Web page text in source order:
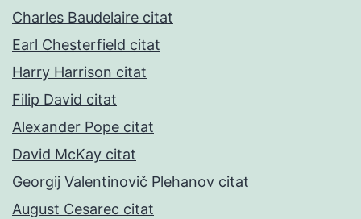
Charles Baudelaire citat
Earl Chesterfield citat
Harry Harrison citat
Filip David citat
Alexander Pope citat
David McKay citat
Georgij Valentinovič Plehanov citat
August Cesarec citat